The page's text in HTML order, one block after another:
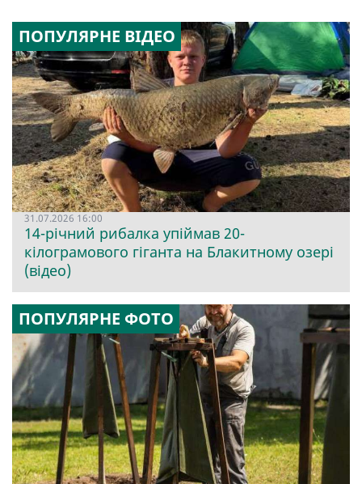
ПОПУЛЯРНЕ ВІДЕО
31.07.2026 16:00
14-річний рибалка упіймав 20-
кілограмового гіганта на Блакитному озері
(відео)
ПОПУЛЯРНЕ ФОТО